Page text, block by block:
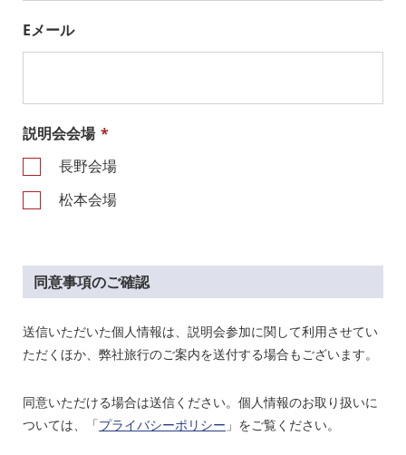
Eメール
説明会会場 *
長野会場
松本会場
同意事項のご確認
送信いただいた個人情報は、説明会参加に関して利用させてい
ただくほか、弊社旅行のご案内を送付する場合もございます。
同意いただける場合は送信ください。個人情報のお取り扱いに
ついては、「プライバシーポリシー 」をご覧ください。